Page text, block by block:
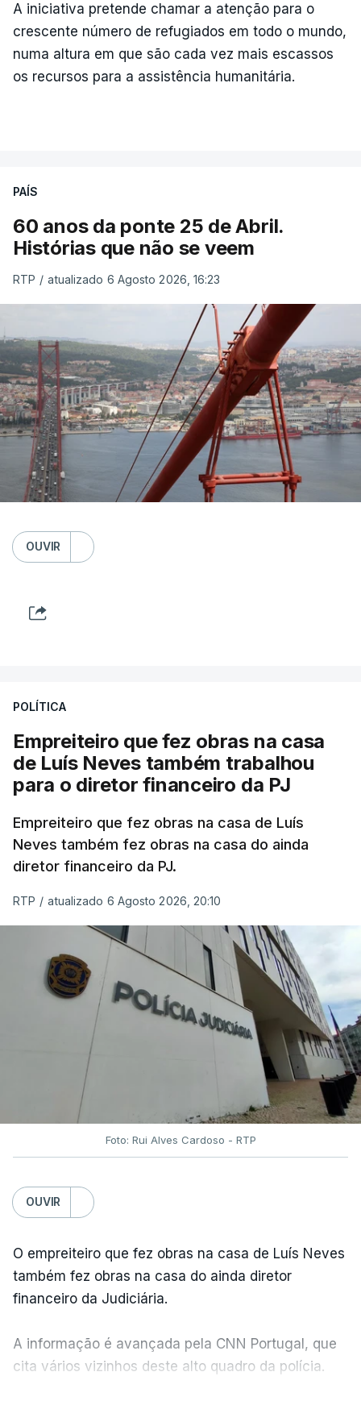
A iniciativa pretende chamar a atenção para o
crescente número de refugiados em todo o mundo,
numa altura em que são cada vez mais escassos
os recursos para a assistência humanitária.
PAÍS
60 anos da ponte 25 de Abril.
Histórias que não se veem
RTP / atualizado 6 Agosto 2026, 16:23
OUVIR
POLÍTICA
Empreiteiro que fez obras na casa
de Luís Neves também trabalhou
para o diretor financeiro da PJ
Empreiteiro que fez obras na casa de Luís
Neves também fez obras na casa do ainda
diretor financeiro da PJ.
RTP / atualizado 6 Agosto 2026, 20:10
Foto: Rui Alves Cardoso - RTP
OUVIR
O empreiteiro que fez obras na casa de Luís Neves
também fez obras na casa do ainda diretor
financeiro da Judiciária.
A informação é avançada pela CNN Portugal, que
cita vários vizinhos deste alto quadro da polícia.